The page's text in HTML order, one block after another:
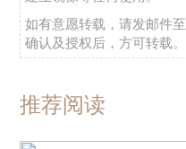
如有意愿转载，请发邮件至
确认及授权后，方可转载。
推荐阅读